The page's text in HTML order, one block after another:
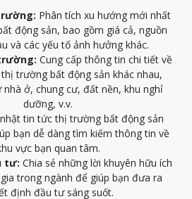
Phân tích xu hướng mới nhất
động sản, bao gồm giá cả, nguồn
và các yếu tố ảnh hưởng khác.
Cung cấp thông tin chi tiết về
trường bất động sản khác nhau,
nhà ở, chung cư, đất nền, khu nghỉ
dưỡng, v.v.
tin tức thị trường bất động sản
bạn dễ dàng tìm kiếm thông tin về
vực bạn quan tâm.
tư: Chia sẻ những lời khuyên hữu ích
trong ngành để giúp bạn đưa ra
định đầu tư sáng suốt.